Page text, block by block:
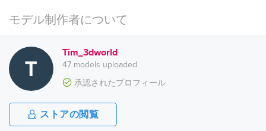
モデル制作者について
Tim_3dworld
47 models uploaded
承認されたプロフィール
ストアの閲覧